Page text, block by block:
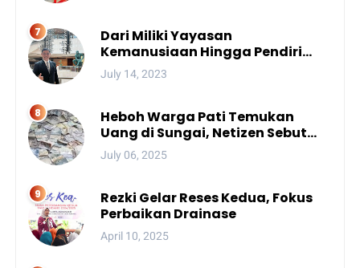
Dari Miliki Yayasan
Kemanusiaan Hingga Pendiri
Unhan, Begini Profil Bro Rivai
Putra Sulsel Yang Promosi
July 14, 2023
Heboh Warga Pati Temukan
Uang di Sungai, Netizen Sebut
Fenomena Aneh
July 06, 2025
Rezki Gelar Reses Kedua, Fokus
Perbaikan Drainase
April 10, 2025